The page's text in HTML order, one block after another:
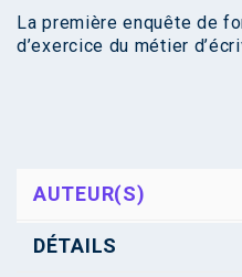
La première enquête de
d’exercice du métier
AUTEUR(S)
DÉTAILS